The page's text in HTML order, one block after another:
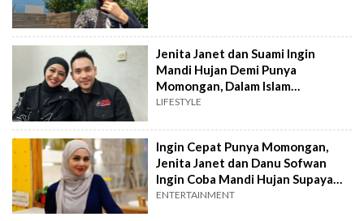
Jenita Janet dan Suami Ingin
Mandi Hujan Demi Punya
Momongan, Dalam Islam
Bagaimana?
LIFESTYLE
Ingin Cepat Punya Momongan,
Jenita Janet dan Danu Sofwan
Ingin Coba Mandi Hujan Supaya
Cepat Hamil
ENTERTAINMENT